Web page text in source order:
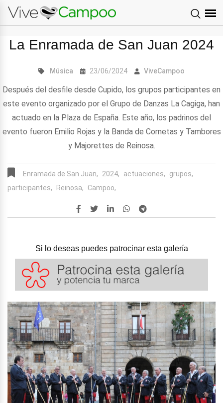
La Enramada de San Juan 2024
Música 23/06/2024 ViveCampoo
Después del desfile desde Cupido, los grupos participantes en
este evento organizado por el Grupo de Danzas La Cagiga, han
actuado en la Plaza de España. Este año, los padrinos del
evento fueron Emilio Rojas y la Banda de Cornetas y Tambores
y Majorettes de Reinosa.
Enramada de San Juan, 2024, actuaciones,
grupos,
participantes,
Reinosa, Campoo,
Si lo deseas puedes patrocinar esta galería